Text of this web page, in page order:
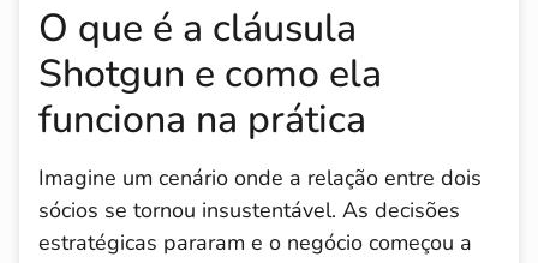
O que é a cláusula
Shotgun e como ela
funciona na prática
Imagine um cenário onde a relação entre dois
sócios se tornou insustentável. As decisões
estratégicas pararam e o negócio começou a